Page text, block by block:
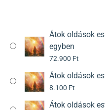
Átok oldások
egyben
72.900 Ft
Átok oldások
8.100 Ft
Átok oldások